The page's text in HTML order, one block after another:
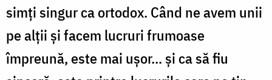
simți singur ca ortodox. Când ne avem unii
pe alții și facem lucruri frumoase
împreună, este mai ușor... și ca să fiu